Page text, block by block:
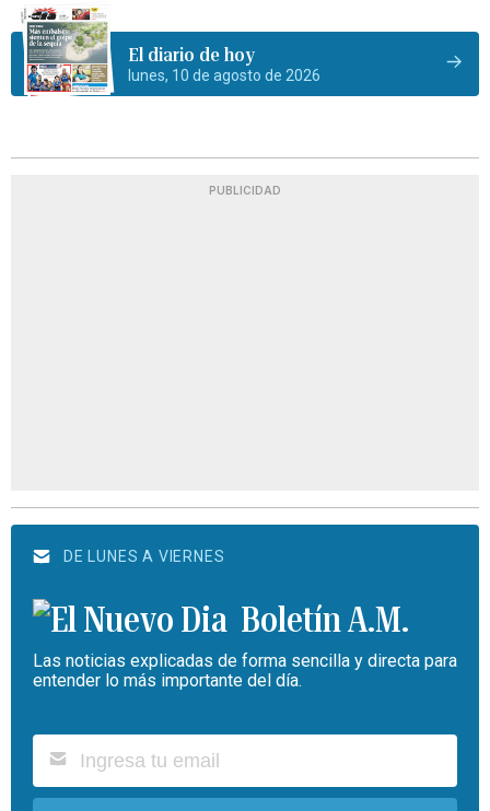
El diario de hoy
lunes, 10 de agosto de 2026
PUBLICIDAD
DE LUNES A VIERNES
Boletín A.M.
Las noticias explicadas de forma sencilla y directa para
entender lo más importante del día.